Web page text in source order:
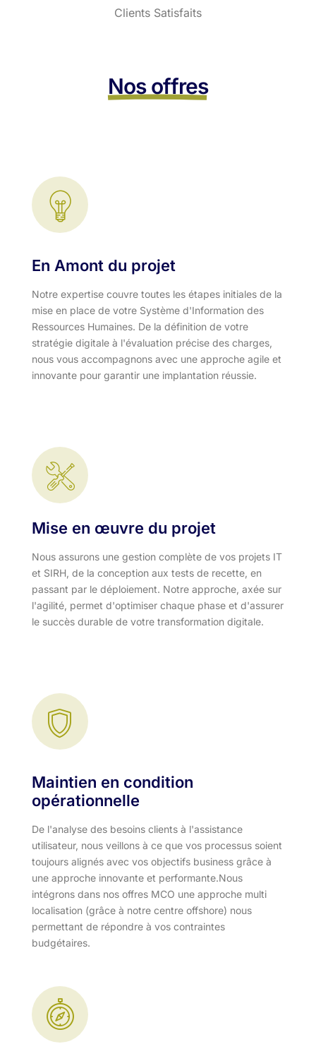
Clients Satisfaits
Nos offres
En Amont du projet
Notre expertise couvre toutes les étapes initiales de la
mise en place de votre Système d'Information des
Ressources Humaines. De la définition de votre
stratégie digitale à l'évaluation précise des charges,
nous vous accompagnons avec une approche agile et
innovante pour garantir une implantation réussie.
Mise en œuvre du projet
Nous assurons une gestion complète de vos projets IT
et SIRH, de la conception aux tests de recette, en
passant par le déploiement. Notre approche, axée sur
l'agilité, permet d'optimiser chaque phase et d'assurer
le succès durable de votre transformation digitale.
Maintien en condition
opérationnelle
De l'analyse des besoins clients à l'assistance
utilisateur, nous veillons à ce que vos processus soient
toujours alignés avec vos objectifs business grâce à
une approche innovante et performante.​ Nous
intégrons dans nos offres MCO une approche multi
localisation (grâce à notre centre offshore) nous
permettant de répondre à vos contraintes
budgétaires.